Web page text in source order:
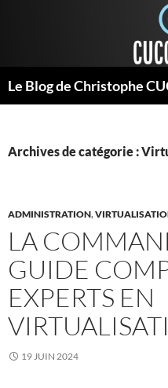
Le Blog de Christophe
Archives de catégorie :
ADMINISTRATION,
LA
GUIDE
EXPERTS EN
19 JUIN 2024